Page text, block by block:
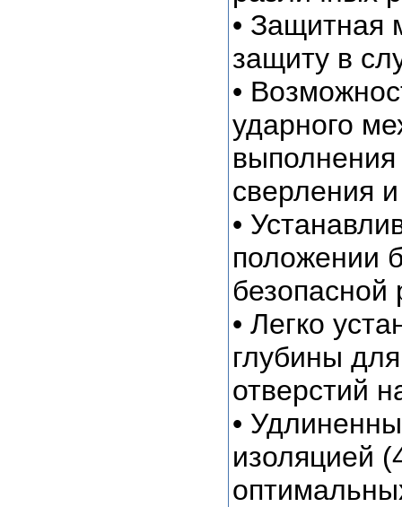
• Защитная
защиту в
•
ударного
сверления
•
положении
• Легко
глубины
отверстий
•
изоляцией